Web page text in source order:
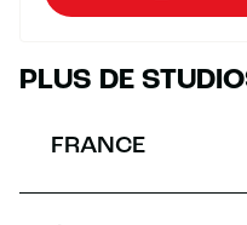
PLUS DE
FRANCE